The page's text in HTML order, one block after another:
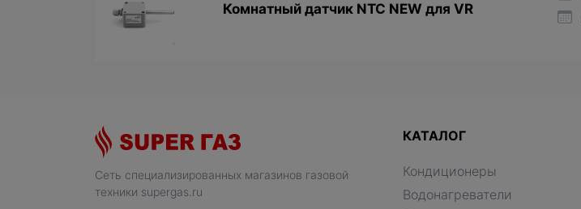
Комнатный датчик NTC NEW для VR
Сеть специализированных магазинов газовой
техники supergas.ru
КАТАЛОГ
Кондиционеры
Водонагреватели